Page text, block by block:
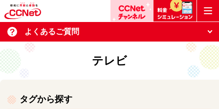
よくあるご質問
テレビ
タグから探す